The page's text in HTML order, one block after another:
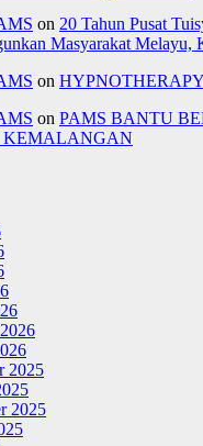
on 20 Tahun Pusat
Masyarakat Melayu,
on
on PAMS BANTU
KEMALANGAN
2025
2025